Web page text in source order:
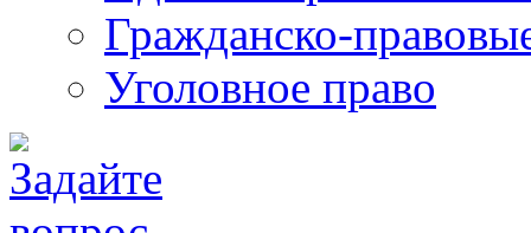
Гражданско-
Уголовное право